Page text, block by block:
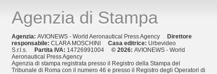
Agenzia di Stampa
Agenzia: AVIONEWS - World Aeronautical Press Agency
Direttore
responsabile: CLARA MOSCHINI Casa editrice: Urbevideo
S.r.l.s.
Partita IVA: 14726991004 © 2026: AVIONEWS - World
Aeronautical Press Agency
Agenzia di stampa registrata presso il Registro della Stampa del
Tribunale di Roma con il numero 46 e presso il Registro degli Operatori di